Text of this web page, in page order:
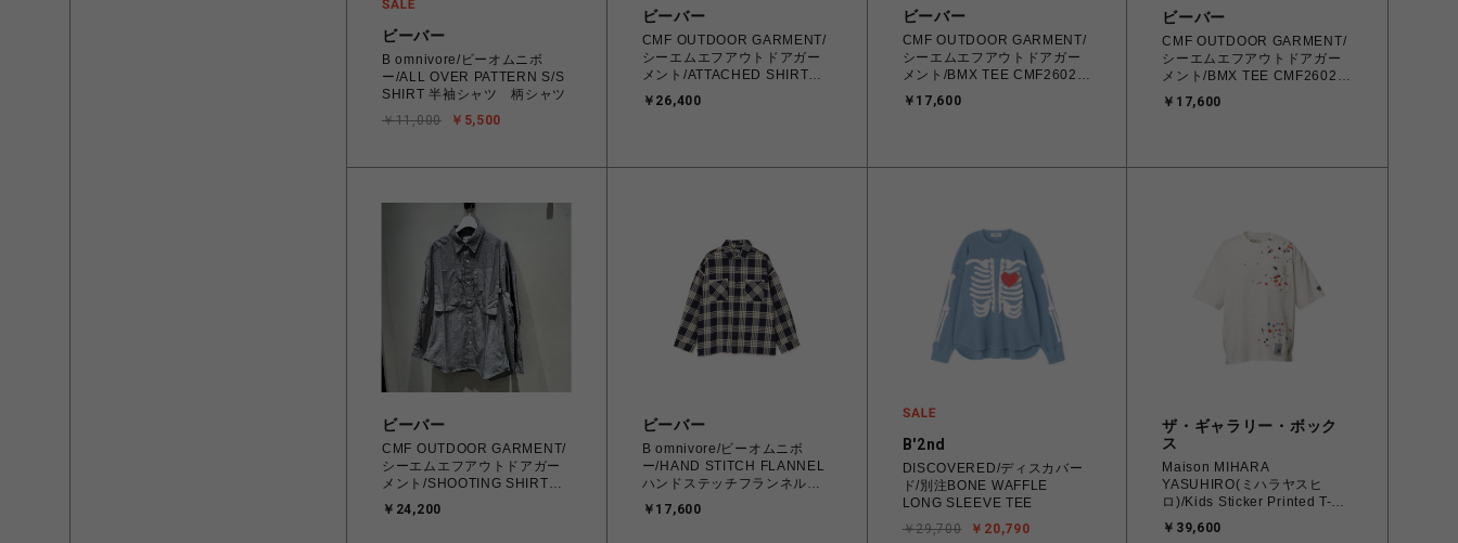
ビーバー
B omnivore/ビーオムニボ
ー/ALL OVER PATTERN S/S
SHIRT 半袖シャツ 柄シャツ
￥5,500
￥11,000
ビーバー
CMF OUTDOOR GARMENT/
シーエムエフアウトドアガー
メント/ATTACHED SHIRTS
CMF2602-S02
￥26,400
ビーバー
CMF OUTDOOR GARMENT/
シーエムエフアウトドアガー
メント/BMX TEE CMF2602-
C11
￥17,600
ビーバー
CMF OUTDOOR GARMENT/
シーエムエフアウトドアガー
メント/BMX TEE CMF2602-
C11
￥17,600
ビーバー
CMF OUTDOOR GARMENT/
シーエムエフアウトドアガー
メント/SHOOTING SHIRTS
￥24,200
ビーバー
B omnivore/ビーオムニボ
ー/HAND STITCH FLANNEL
ハンドステッチフランネルシ
￥17,600
B'2nd
DISCOVERED/ディスカバー
ド/別注BONE WAFFLE
LONG SLEEVE TEE
￥20,790
￥29,700
ザ・ギャラリー・ボック
ス
Maison MIHARA
YASUHIRO(ミハラヤスヒ
ロ)/Kids Sticker Printed T-
￥39,600